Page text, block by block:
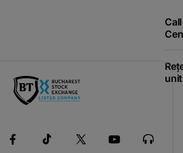
Call
a